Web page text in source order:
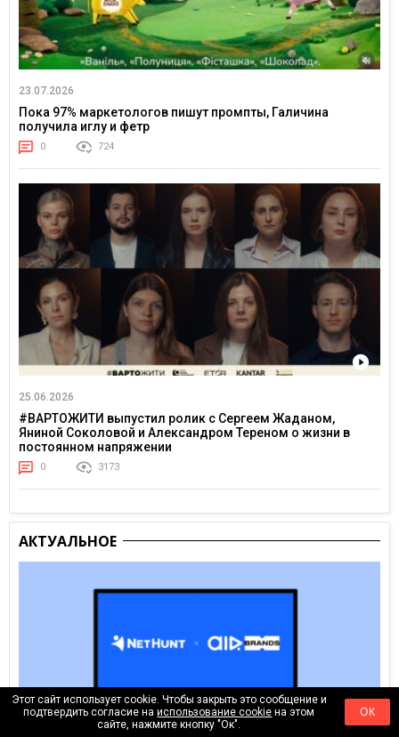
23.07.2026
Пока 97% маркетологов пишут промпты, Галичина
получила иглу и фетр
0 724
25.06.2026
#ВАРТОЖИТИ выпустил ролик с Сергеем Жаданом,
Яниной Соколовой и Александром Тереном о жизни в
постоянном напряжении
0 3173
АКТУАЛЬНОЕ
Этот сайт использует cookie. Чтобы закрыть это сообщение и
подтвердить согласие наиспользование cookie на этом
сайте, нажмите кнопку "Ок".
ОК